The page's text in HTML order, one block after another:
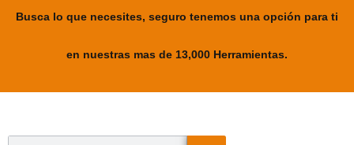
Busca lo que necesites, seguro tenemos una opción para ti
en nuestras mas de 13,000 Herramientas.